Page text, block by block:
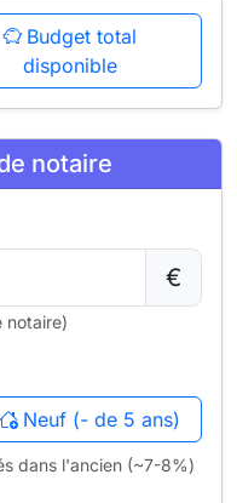
Budget total
disponible
notaire
€
notaire)
Neuf (- de 5 ans)
dans l'ancien (~7-8%)